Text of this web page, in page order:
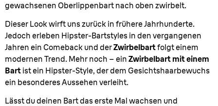
gewachsenen Oberlippenbart nach oben zwirbelt.
Dieser Look wirft uns zurück in frühere Jahrhunderte.
Jedoch erleben Hipster-Bartstyles in den vergangenen
Jahren ein Comeback und derZwirbelbartfolgt einem
modernen Trend. Mehr noch – ein Zwirbelbart mit einem
Bart ist ein Hipster-Style, der dem Gesichtshaarbewuchs
ein besonderes Aussehen verleiht.
Lässt du deinen Bart das erste Mal wachsen und